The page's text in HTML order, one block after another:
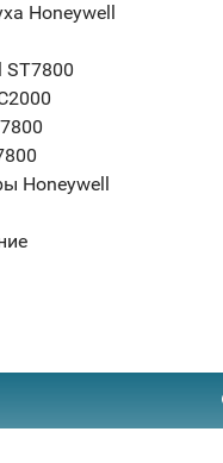
Honeywell
ST7800
Honeywell